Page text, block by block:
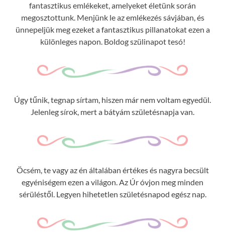
fantasztikus emlékeket, amelyeket életünk során
megosztottunk. Menjünk le az emlékezés sávjában, és
ünnepeljük meg ezeket a fantasztikus pillanatokat ezen a
különleges napon. Boldog szülinapot tesó!
Úgy tűnik, tegnap sírtam, hiszen már nem voltam egyedül.
Jelenleg sírok, mert a bátyám születésnapja van.
Öcsém, te vagy az én általában értékes és nagyra becsült
egyéniségem ezen a világon. Az Úr óvjon meg minden
sérüléstől. Legyen hihetetlen születésnapod egész nap.